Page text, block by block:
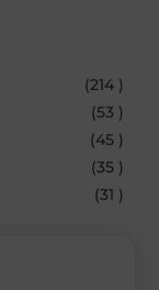
(214 )
(53 )
(45 )
(35 )
(31 )